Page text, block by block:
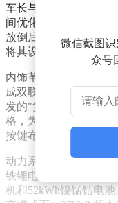
车长与燃油版保持一
间优化——行李厢容积
放倒后更可扩展至
将其设计理念形容为"
内饰革新同样引人注
成双联屏系统，下方
发的"复古显示"模式
格，为老用户创造情
按键布局，进一步提升
动力系统提供三种规
铁锂电池，中配版升
机和52kWh镍锰钴电
微信截图
众号